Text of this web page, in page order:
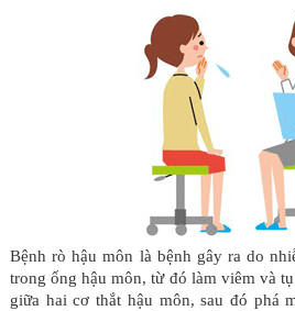
Bệnh rò hậu môn là bệnh gây ra do
trong ống hậu môn, từ đó làm viêm và
giữa hai cơ thắt hậu môn, sau đó phá